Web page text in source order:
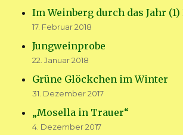
Im Weinberg durch das Jahr
17. Februar 2018
Jungweinprobe
22. Januar 2018
Grüne Glöckchen im Winter
31. Dezember 2017
„Mosella in Trauer“
4. Dezember 2017